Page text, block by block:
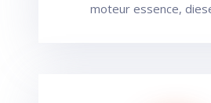
moteur essence,